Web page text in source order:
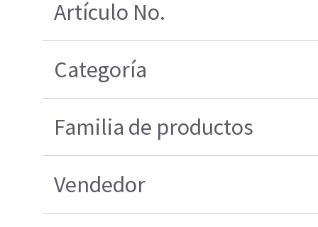
Artículo No.
Categoría
Familia de productos
Vendedor